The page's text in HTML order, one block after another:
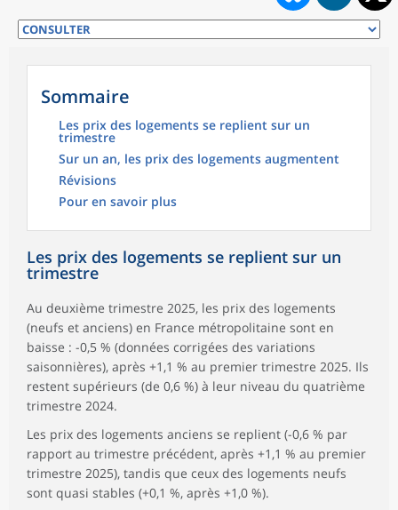
Sommaire
Les prix des logements se replient sur un
trimestre
Sur un an, les prix des logements augmentent
Révisions
Pour en savoir plus
Les prix des logements se replient sur un
trimestre
Au deuxième trimestre 2025, les prix des logements
(neufs et anciens) en France métropolitaine sont en
baisse : -0,5 % (données corrigées des variations
saisonnières), après +1,1 % au premier trimestre 2025. Ils
restent supérieurs (de 0,6 %) à leur niveau du quatrième
trimestre 2024.
Les prix des logements anciens se replient (-0,6 % par
rapport au trimestre précédent, après +1,1 % au premier
trimestre 2025), tandis que ceux des logements neufs
sont quasi stables (+0,1 %, après +1,0 %).